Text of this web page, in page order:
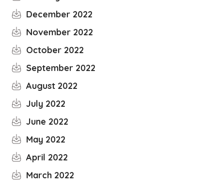
December 2022
November 2022
October 2022
September 2022
August 2022
July 2022
June 2022
May 2022
April 2022
March 2022